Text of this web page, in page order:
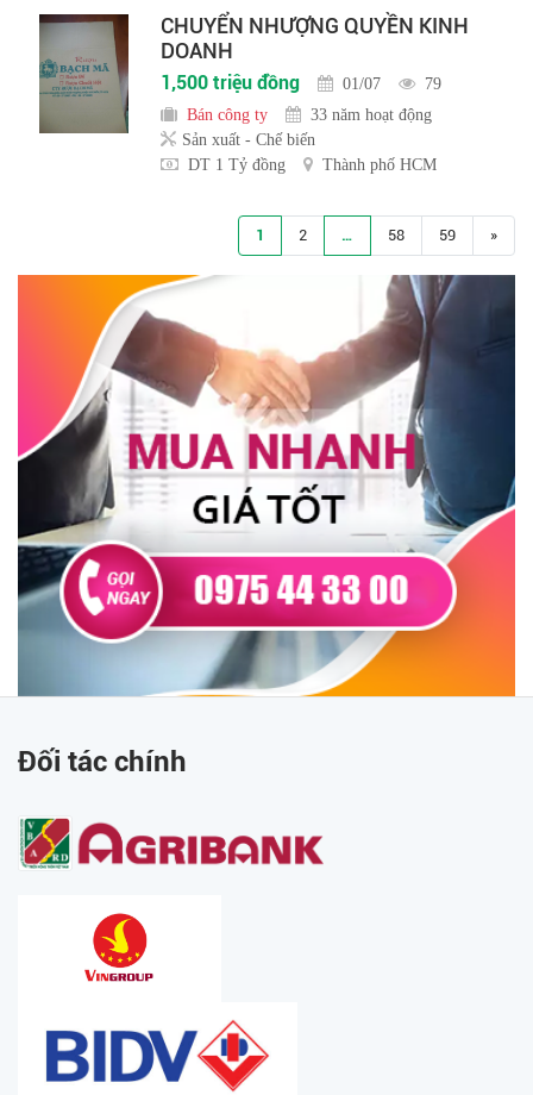
CHUYỂN NHƯỢNG QUYỀN KINH
DOANH
1,500 triệu đồng 01/07
79
Bán công ty
33 năm hoạt động
Sản xuất - Chế biến
DT 1 Tỷ đồng
Thành phố HCM
1 2 … 58 59 »
Đối tác chính